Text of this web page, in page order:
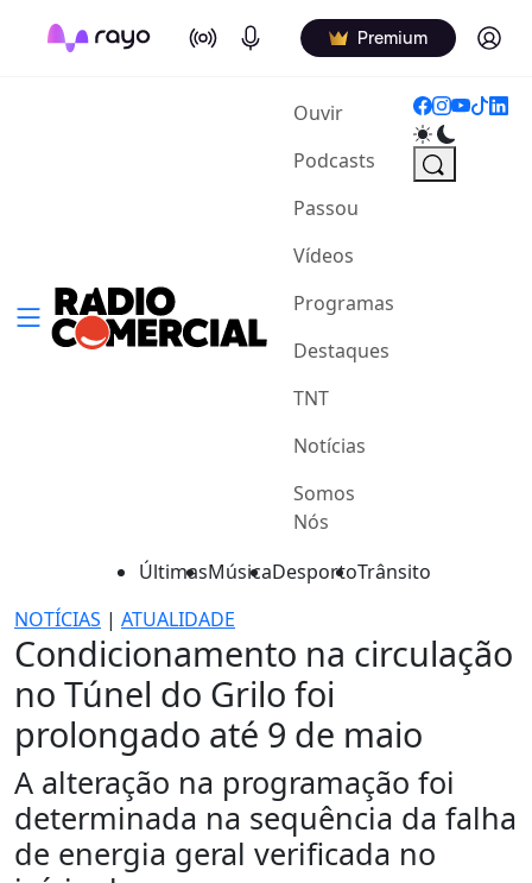
On Air Podcasts Premium Log in
Ouvir(current)
Podcasts
Passou
Vídeos
Programas
Destaques
TNT
Notícias
Somos
Nós
ÚltimasMúsicaDesportoTrânsito
NOTÍCIAS | ATUALIDADE
Condicionamento na circulação
no Túnel do Grilo foi
prolongado até 9 de maio
A alteração na programação foi
determinada na sequência da falha
de energia geral verificada no